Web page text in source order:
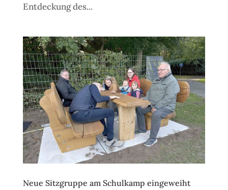
Entdeckung des...
Neue Sitzgruppe am Schulkamp eingeweiht